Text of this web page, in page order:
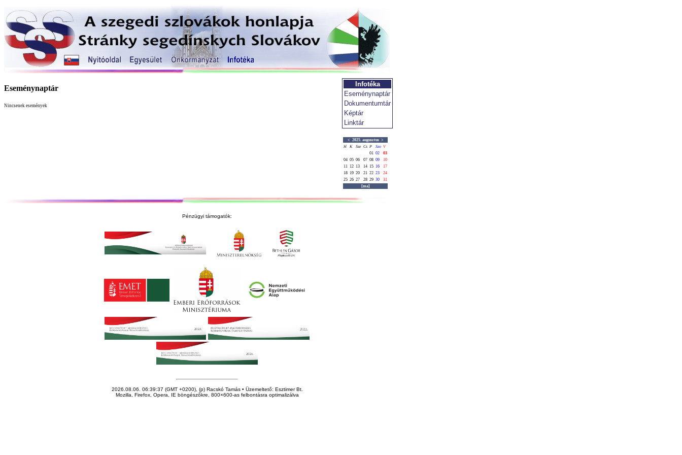
Eseménynaptár
Nincsenek események
Infotéka
Eseménynaptár
Dokumentumtár
Képtár
Linktár
< 2025. augusztus >
H
K Sze Cs P Szo V
01 02
03
04 05 06 07 08 09
10
11 12 13 14 15 16
17
18 19 20 21 22 23
24
25 26 27 28 29 30
31
[ma]
Pénzügyi támogatók:
2026.08.06. 06:39:37 (GMT +0200), (p) Racskó Tamás • Üzemeltető: Esztimer Bt.
Mozilla, Firefox, Opera, IE böngészőkre, 800×600-as felbontásra optimalizálva